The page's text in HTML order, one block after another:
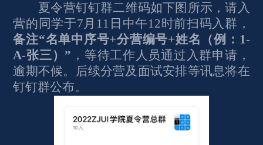
夏令营钉钉群二维码如下图所示，请入
营的同学于7月11日中午12时前扫码入群，
备注“名单中序号+分营编号+姓名（例：1-
A-张三）” ，等待工作人员通过入群申请，
逾期不候。后续分营及面试安排等讯息将在
钉钉群公布。